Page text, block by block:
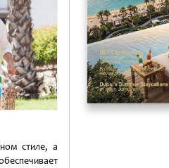
стиле, а